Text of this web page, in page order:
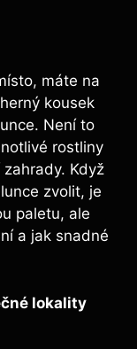
máte na
kousek
Není to
rostliny
Když
zvolit, je
paletu, ale
a jak snadné
lokality